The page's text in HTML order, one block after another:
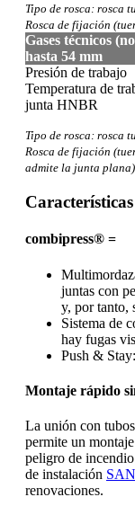
Tipo de rosca: rosca
Rosca de fijación
Gases técnicos
hasta 54 mm
Presión de trabajo
Temperatura de
junta HNBR
Tipo de rosca: rosca
Rosca de fijación
admite la junta plana)
Características
combipress® =
juntas con
y, por tanto,
Sistema de
hay fugas
Push &
Montaje rápido
La unión con
permite un
peligro de
de instalación
renovaciones.